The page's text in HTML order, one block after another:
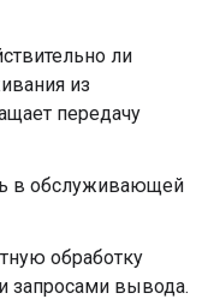
ли
из
передачу
в обслуживающей
обработку
запросами вывода.